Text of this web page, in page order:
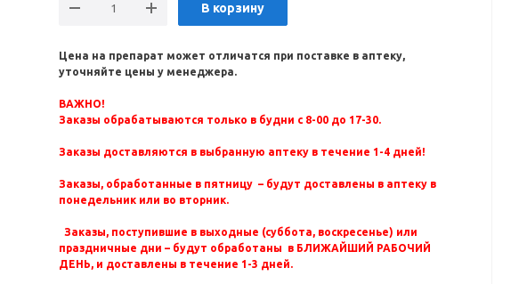
В корзину
Цена на препарат может отличатся при поставке в аптеку,
уточняйте цены у менеджера.
ВАЖНО!
Заказы обрабатываются только в будни с 8-00 до 17-30.
Заказы доставляются в выбранную аптеку в течение 1-4 дней!
Заказы, обработанные в пятницу – будут доставлены в аптеку в
понедельник или во вторник.
Заказы, поступившие в выходные (суббота, воскресенье) или
праздничные дни – будут обработаны в БЛИЖАЙШИЙ РАБОЧИЙ
ДЕНЬ, и доставлены в течение 1-3 дней.